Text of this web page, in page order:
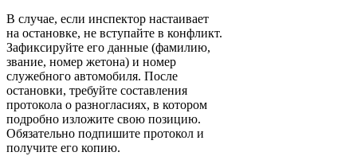
В случае, если инспектор настаивает
на остановке, не вступайте в конфликт.
Зафиксируйте его данные (фамилию,
звание, номер жетона) и номер
служебного автомобиля. После
остановки, требуйте составления
протокола о разногласиях, в котором
подробно изложите свою позицию.
Обязательно подпишите протокол и
получите его копию.